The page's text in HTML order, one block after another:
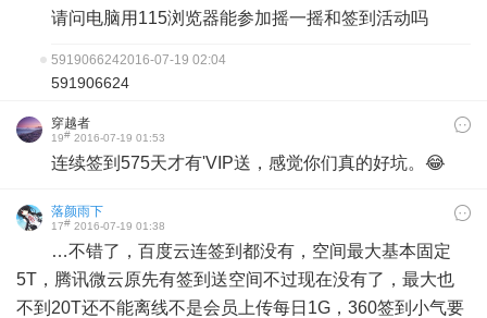
请问电脑用115浏览器能参加摇一摇和签到活动吗
5919066242016-07-19 02:04
591906624
穿越者
19# 2016-07-19 01:53
连续签到575天才有'VIP送，感觉你们真的好坑。😂
落颜雨下
17# 2016-07-19 01:38
…不错了，百度云连签到都没有，空间最大基本固定
5T，腾讯微云原先有签到送空间不过现在没有了，最大也
不到20T还不能离线不是会员上传每日1G，360签到小气要